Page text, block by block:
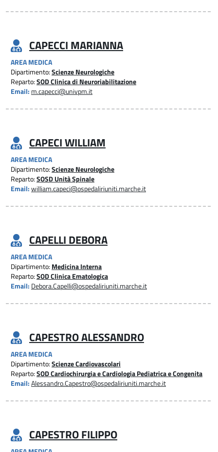
CAPECCI MARIANNA
AREA MEDICA
Dipartimento:Scienze Neurologiche
Reparto:SOD Clinica di Neuroriabilitazione
Email: m.capecci@univpm.it
CAPECI WILLIAM
AREA MEDICA
Dipartimento:Scienze Neurologiche
Reparto:SOSD Unità Spinale
Email: william.capeci@ospedaliriuniti.marche.it
CAPELLI DEBORA
AREA MEDICA
Dipartimento: Medicina Interna
Reparto:SOD Clinica Ematologica
Email: Debora.Capelli@ospedaliriuniti.marche.it
CAPESTRO ALESSANDRO
AREA MEDICA
Dipartimento:Scienze Cardiovascolari
Reparto:SOD Cardiochirurgia e Cardiologia Pediatrica e Congenita
Email: Alessandro.Capestro@ospedaliriuniti.marche.it
CAPESTRO FILIPPO